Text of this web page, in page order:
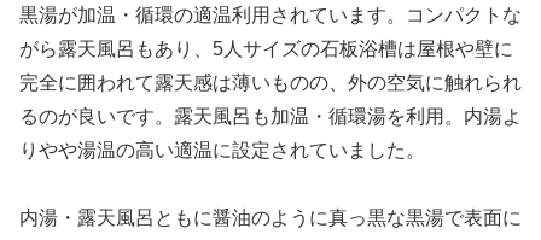
黒湯が加温・循環の適温利用されています。コンパクトな
がら露天風呂もあり、5人サイズの石板浴槽は屋根や壁に
完全に囲われて露天感は薄いものの、外の空気に触れられ
るのが良いです。露天風呂も加温・循環湯を利用。内湯よ
りやや湯温の高い適温に設定されていました。
内湯・露天風呂ともに醤油のように真っ黒な黒湯で表面に